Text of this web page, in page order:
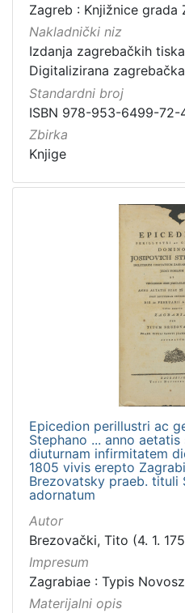
Zagreb : Knjižnice grada
Nakladnički niz
Izdanja zagrebačkih
Digitalizirana
Standardni broj
ISBN 978-953-6499-72-
Zbirka
Knjige
Epicedion perillustri ac
Stephano ... anno
diuturnam infirmitatem
1805 vivis erepto
Brezovatsky praeb. tituli
adornatum
Autor
Brezovački, Tito (4. 1.
Impresum
Zagrabiae : Typis
Materijalni opis